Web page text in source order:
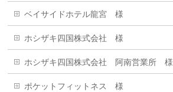
ベイサイドホテル龍宮 様
ホシザキ四国株式会社 様
ホシザキ四国株式会社 阿南営業所 様
ポケットフィットネス 様